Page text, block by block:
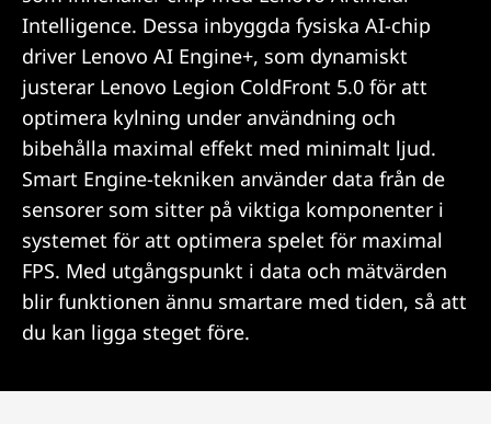
Intelligence. Dessa inbyggda fysiska AI-chip
driver Lenovo AI Engine+, som dynamiskt
justerar Lenovo Legion ColdFront 5.0 för att
optimera kylning under användning och
bibehålla maximal effekt med minimalt ljud.
Smart Engine-tekniken använder data från de
sensorer som sitter på viktiga komponenter i
systemet för att optimera spelet för maximal
FPS. Med utgångspunkt i data och mätvärden
blir funktionen ännu smartare med tiden, så att
du kan ligga steget före.